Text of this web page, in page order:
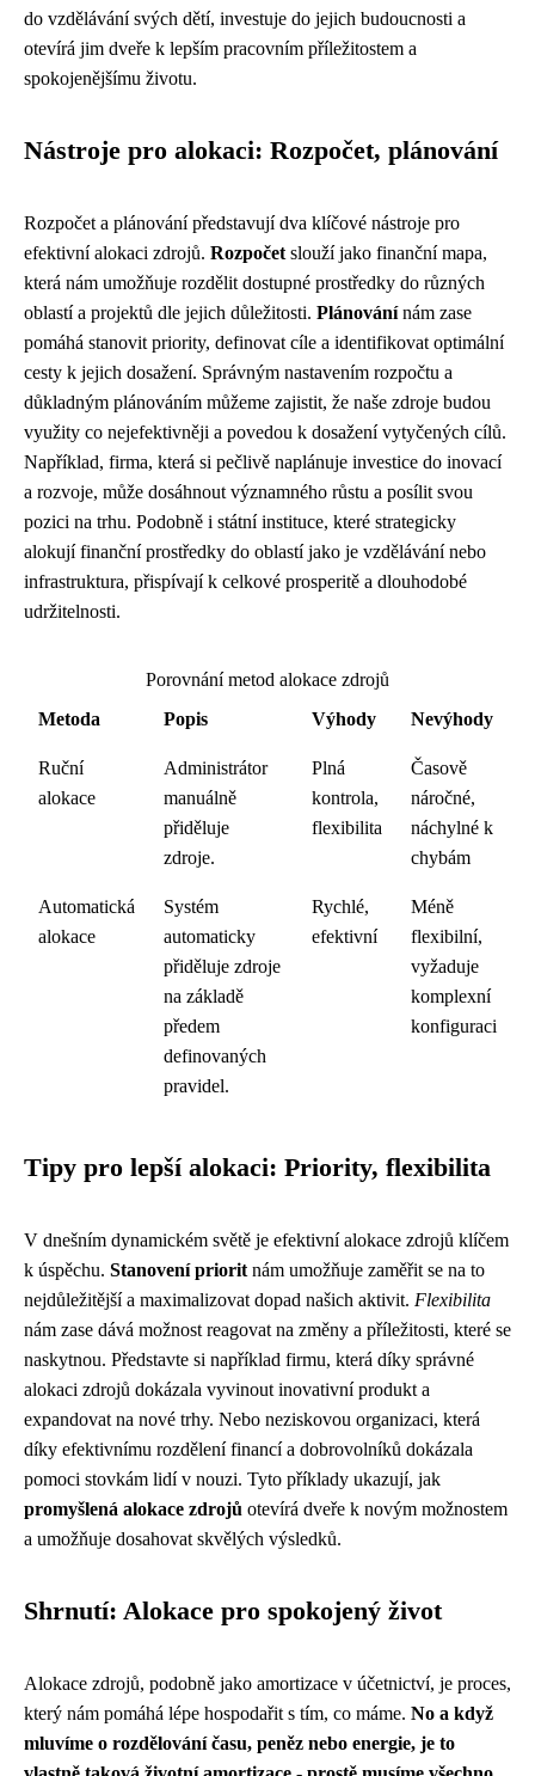
do vzdělávání svých dětí, investuje do jejich budoucnosti a
otevírá jim dveře k lepším pracovním příležitostem a
spokojenějšímu životu.
Nástroje pro alokaci: Rozpočet, plánování
Rozpočet a plánování představují dva klíčové nástroje pro
efektivní alokaci zdrojů. Rozpočet slouží jako finanční mapa,
která nám umožňuje rozdělit dostupné prostředky do různých
oblastí a projektů dle jejich důležitosti. Plánovánínám zase
pomáhá stanovit priority, definovat cíle a identifikovat optimální
cesty k jejich dosažení. Správným nastavením rozpočtu a
důkladným plánováním můžeme zajistit, že naše zdroje budou
využity co nejefektivněji a povedou k dosažení vytyčených cílů.
Například, firma, která si pečlivě naplánuje investice do inovací
a rozvoje, může dosáhnout významného růstu a posílit svou
pozici na trhu. Podobně i státní instituce, které strategicky
alokují finanční prostředky do oblastí jako je vzdělávání nebo
infrastruktura, přispívají k celkové prosperitě a dlouhodobé
udržitelnosti.
Porovnání metod alokace zdrojů
Metoda
Popis Výhody Nevýhody
Ruční
alokace
Administrátor
manuálně
přiděluje
zdroje.
Plná
kontrola,
flexibilita
Časově
náročné,
náchylné k
chybám
Automatická
alokace
Systém
automaticky
přiděluje zdroje
na základě
předem
definovaných
pravidel.
Rychlé,
efektivní
Méně
flexibilní,
vyžaduje
komplexní
konfiguraci
Tipy pro lepší alokaci: Priority, flexibilita
V dnešním dynamickém světě je efektivní alokace zdrojů klíčem
k úspěchu. Stanovení priorit nám umožňuje zaměřit se na to
nejdůležitější a maximalizovat dopad našich aktivit. Flexibilita
nám zase dává možnost reagovat na změny a příležitosti, které se
naskytnou. Představte si například firmu, která díky správné
alokaci zdrojů dokázala vyvinout inovativní produkt a
expandovat na nové trhy. Nebo neziskovou organizaci, která
díky efektivnímu rozdělení financí a dobrovolníků dokázala
pomoci stovkám lidí v nouzi. Tyto příklady ukazují, jak
promyšlená alokace zdrojů otevírá dveře k novým možnostem
a umožňuje dosahovat skvělých výsledků.
Shrnutí: Alokace pro spokojený život
Alokace zdrojů, podobně jako amortizace v účetnictví, je proces,
který nám pomáhá lépe hospodařit s tím, co máme. No a když
mluvíme o rozdělování času, peněz nebo energie, je to